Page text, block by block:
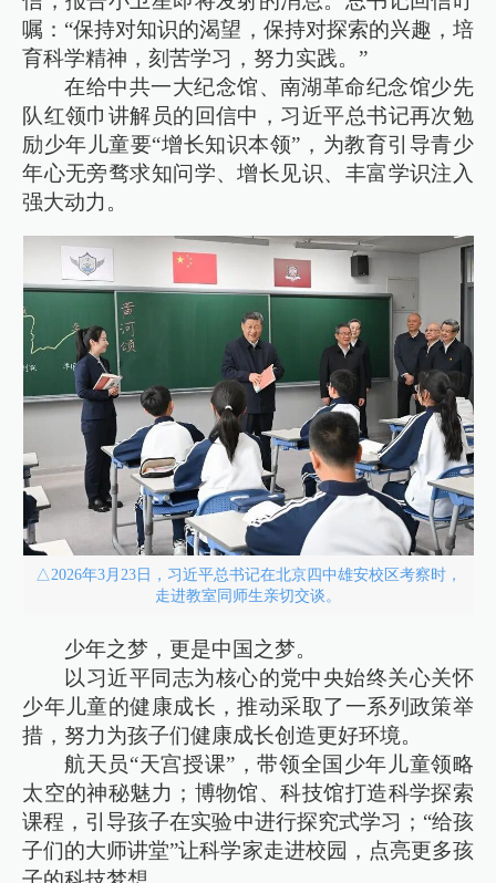
嘱：“保持对知识的渴望，保持对探索的兴趣，培
育科学精神，刻苦学习，努力实践。”
在给中共一大纪念馆、南湖革命纪念馆少先
队红领巾讲解员的回信中，习近平总书记再次勉
励少年儿童要“增长知识本领”，为教育引导青少
年心无旁骛求知问学、增长见识、丰富学识注入
强大动力。
△2026年3月23日，习近平总书记在北京四中雄安校区考察时，
走进教室同师生亲切交谈。
少年之梦，更是中国之梦。
以习近平同志为核心的党中央始终关心关怀
少年儿童的健康成长，推动采取了一系列政策举
措，努力为孩子们健康成长创造更好环境。
航天员“天宫授课”，带领全国少年儿童领略
太空的神秘魅力；博物馆、科技馆打造科学探索
课程，引导孩子在实验中进行探究式学习；“给孩
子们的大师讲堂”让科学家走进校园，点亮更多孩